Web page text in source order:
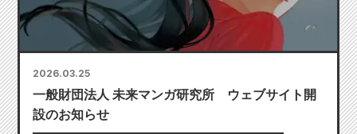
2026.03.25
一般財団法人 未来マンガ研究所 ウェブサイト開
設のお知らせ